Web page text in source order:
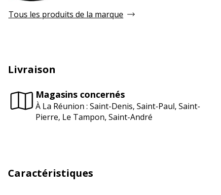
Tous les produits de la marque
Livraison
Magasins concernés
À La Réunion : Saint-Denis, Saint-Paul, Saint-
Pierre, Le Tampon, Saint-André
Caractéristiques